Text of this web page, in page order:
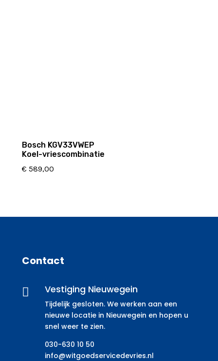
Bosch KGV33VWEP
Koel-vriescombinatie
€ 589,00
Contact
 Vestiging Nieuwegein
Tijdelijk gesloten. We werken aan een
nieuwe locatie in Nieuwegein en hopen u
snel weer te zien.
030-630 10 50
info@witgoedservicedevries.nl